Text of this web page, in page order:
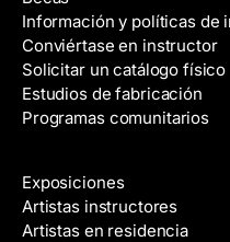
Información y políticas de
Conviértase en instructor
Solicitar un catálogo físico
Estudios de fabricación
Programas comunitarios
Exposiciones
Artistas instructores
Artistas en residencia